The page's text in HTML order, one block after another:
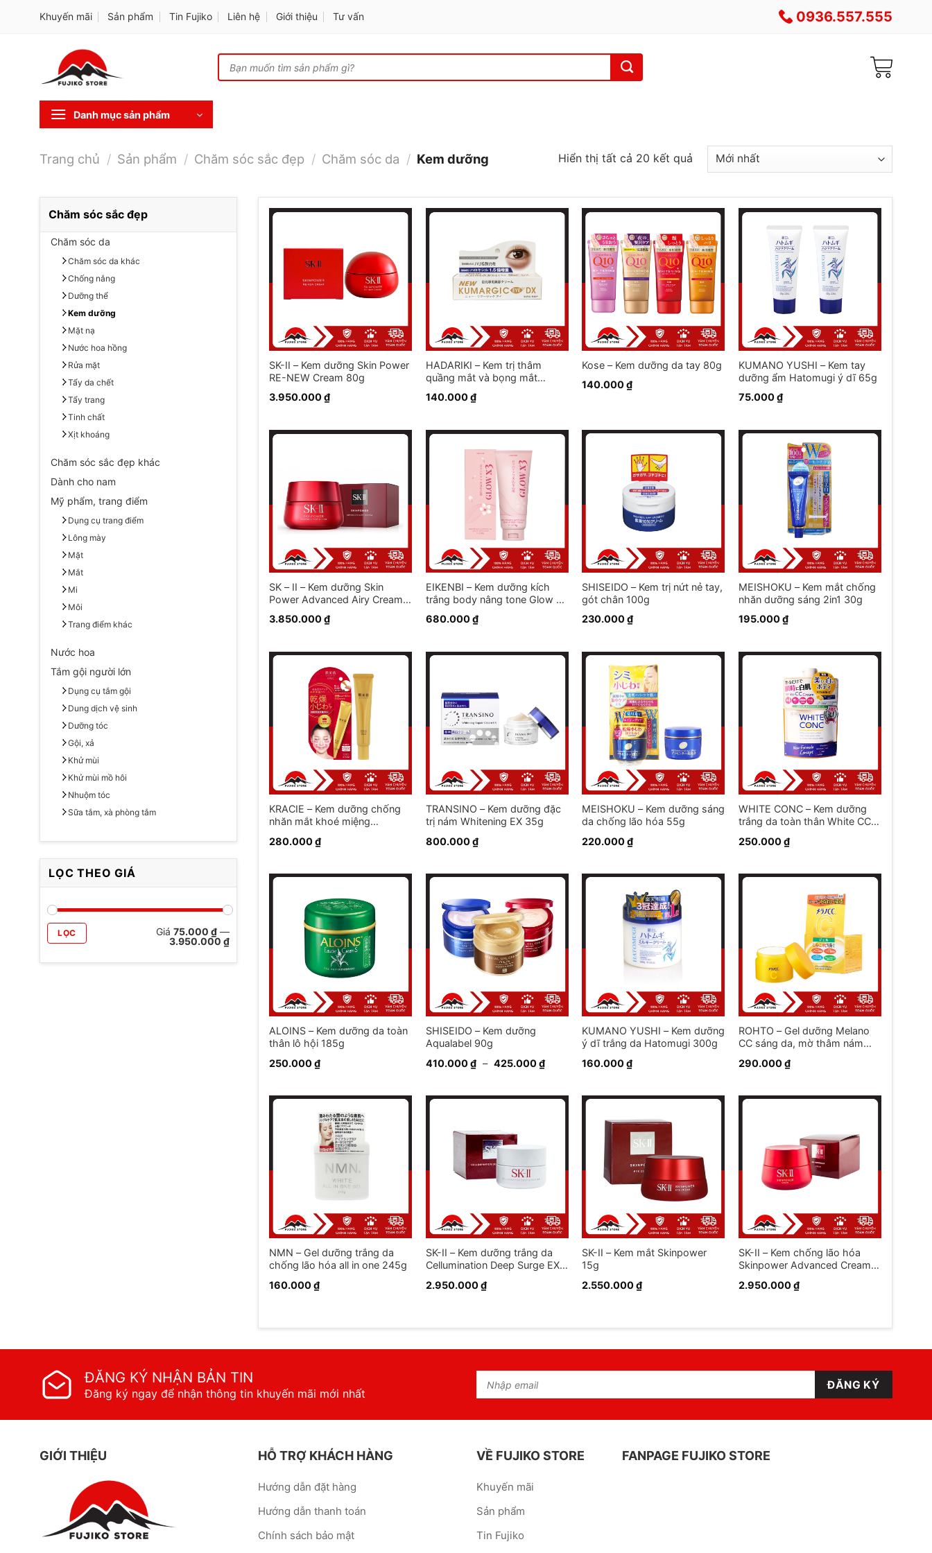
Khuyến mãi Sản phẩm Tin Fujiko Liên hệ Giới thiệu Tư vấn 0936.557.555
kiếm:
Danh mục sản phẩm
Trang chủ / Sản phẩm / Chăm sóc sắc đẹp / Chăm sóc da / Kem dưỡng Hiển thị tất cả 20 kết quả
Chăm sóc sắc đẹp
Chăm sóc da
Chăm sóc da khác
Chống nắng
Dưỡng thể
Kem dưỡng
Mặt nạ
Nước hoa hồng
Rửa mặt
Tẩy da chết
Tẩy trang
Tinh chất
Xịt khoáng
Chăm sóc sắc đẹp khác
Dành cho nam
Mỹ phẩm, trang điểm
Dụng cụ trang điểm
Lông mày
Mặt
Mắt
Mi
Môi
Trang điểm khác
Nước hoa
Tắm gội người lớn
Dụng cụ tắm gội
Dung dịch vệ sinh
Dưỡng tóc
Gội, xả
Khử mùi
Khử mùi mồ hôi
Nhuộm tóc
Sữa tắm, xà phòng tắm
LỌC THEO GIÁ
Giá
thấp
nhất
Giá
cao
nhất
LỌC Giá 75.000 ₫ —
3.950.000 ₫
SK-II – Kem dưỡng Skin Power
RE-NEW Cream 80g
3.950.000₫
HADARIKI – Kem trị thâm
quầng mắt và bọng mắt
140.000₫
Kose – Kem dưỡng da tay 80g
140.000₫
KUMANO YUSHI – Kem tay
dưỡng ẩm Hatomugi ý dĩ 65g
75.000₫
SK – II – Kem dưỡng Skin
Power Advanced Airy Cream
3.850.000₫
EIKENBI – Kem dưỡng kích
trắng body nâng tone Glow x
680.000₫
SHISEIDO – Kem trị nứt nẻ tay,
gót chân 100g
230.000₫
MEISHOKU – Kem mắt chống
nhăn dưỡng sáng 2in1 30g
195.000₫
KRACIE – Kem dưỡng chống
nhăn mắt khoé miệng
280.000₫
TRANSINO – Kem dưỡng đặc
trị nám Whitening EX 35g
800.000₫
MEISHOKU – Kem dưỡng sáng
da chống lão hóa 55g
220.000₫
WHITE CONC – Kem dưỡng
trắng da toàn thân White CC
250.000₫
ALOINS – Kem dưỡng da toàn
thân lô hội 185g
250.000₫
SHISEIDO – Kem dưỡng
Aqualabel 90g
410.000₫ – 425.000₫
KUMANO YUSHI – Kem dưỡng
ý dĩ trắng da Hatomugi 300g
160.000₫
ROHTO – Gel dưỡng Melano
CC sáng da, mờ thâm nám
290.000₫
NMN – Gel dưỡng trắng da
chống lão hóa all in one 245g
160.000₫
SK-II – Kem dưỡng trắng da
Cellumination Deep Surge EX
2.950.000₫
SK-II – Kem mắt Skinpower
15g
2.550.000₫
SK-II – Kem chống lão hóa
Skinpower Advanced Cream
2.950.000₫
ĐĂNG KÝ NHẬN BẢN TIN
Đăng ký ngay để nhận thông tin khuyến mãi mới nhất
GIỚI THIỆU HỖ TRỢ KHÁCH HÀNG
Hướng dẫn đặt hàng
Hướng dẫn thanh toán
Chính sách bảo mật
VỀ FUJIKO STORE
Khuyến mãi
Sản phẩm
Tin Fujiko
FANPAGE FUJIKO STORE